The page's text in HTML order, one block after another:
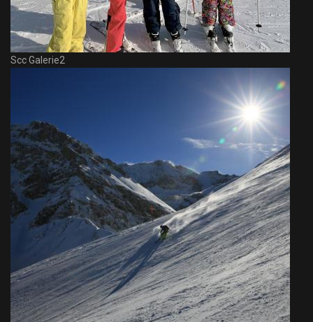
Scc Galerie2